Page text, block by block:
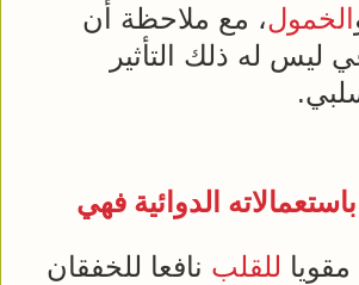
الخمول، مع ملاحظة أن
ليس له ذلك التأثير
الدوائية فهي
للقلب نافعا للخفقان